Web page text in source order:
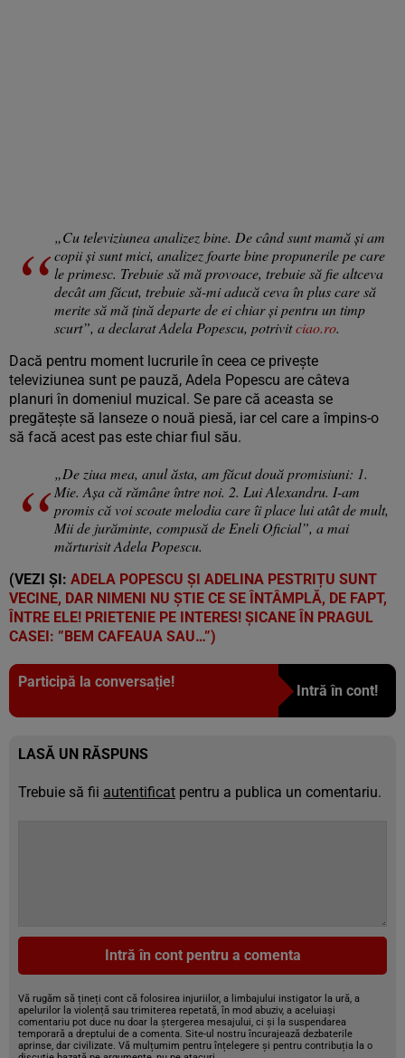
„Cu televiziunea analizez bine. De când sunt mamă și am
copii și sunt mici, analizez foarte bine propunerile pe care
le primesc. Trebuie să mă provoace, trebuie să fie altceva
decât am făcut, trebuie să-mi aducă ceva în plus care să
merite să mă țină departe de ei chiar și pentru un timp
scurt”, a declarat Adela Popescu, potrivitciao.ro.
Dacă pentru moment lucrurile în ceea ce privește
televiziunea sunt pe pauză, Adela Popescu are câteva
planuri în domeniul muzical. Se pare că aceasta se
pregătește să lanseze o nouă piesă, iar cel care a împins-o
să facă acest pas este chiar fiul său.
„De ziua mea, anul ăsta, am făcut două promisiuni: 1.
Mie. Așa că rămâne între noi. 2. Lui Alexandru. I-am
promis că voi scoate melodia care îi place lui atât de mult,
Mii de jurăminte, compusă de Eneli Oficial”, a mai
mărturisit Adela Popescu.
(VEZI ȘI: ADELA POPESCU ȘI ADELINA PESTRIȚU SUNT
VECINE, DAR NIMENI NU ȘTIE CE SE ÎNTÂMPLĂ, DE FAPT,
ÎNTRE ELE! PRIETENIE PE INTERES! ȘICANE ÎN PRAGUL
CASEI: ”BEM CAFEAUA SAU…”)
Participă la conversație!
Intră în cont!
LASĂ UN RĂSPUNS
Trebuie să fii autentificat pentru a publica un comentariu.
Intră în cont pentru a comenta
Vă rugăm să țineți cont că folosirea injuriilor, a limbajului instigator la ură, a
apelurilor la violență sau trimiterea repetată, în mod abuziv, a aceluiași
comentariu pot duce nu doar la ștergerea mesajului, ci și la suspendarea
temporară a dreptului de a comenta. Site-ul nostru încurajează dezbaterile
aprinse, dar civilizate. Vă mulțumim pentru înțelegere și pentru contribuția la o